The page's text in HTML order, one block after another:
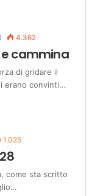
4.362
cammina
di gridare il
erano convinti…
1.025
come sta scritto